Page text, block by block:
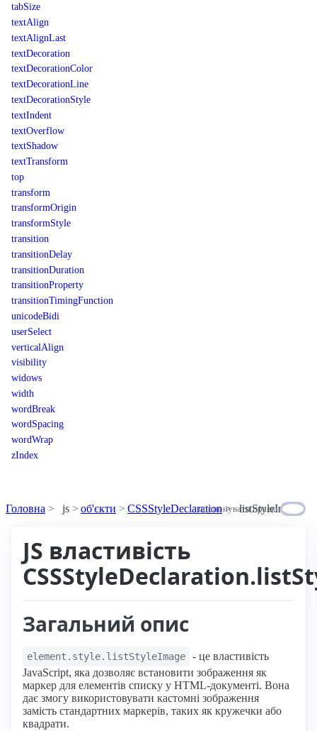
tabSize
textAlign
textAlignLast
textDecoration
textDecorationColor
textDecorationLine
textDecorationStyle
textIndent
textOverflow
textShadow
textTransform
top
transform
transformOrigin
transformStyle
transition
transitionDelay
transitionDuration
transitionProperty
transitionTimingFunction
unicodeBidi
userSelect
verticalAlign
visibility
widows
width
wordBreak
wordSpacing
wordWrap
zIndex
Головна js об'єкти CSSStyleDeclaration listStyleImage
пропонувати правки
JS властивість
Загальний опис
element.style.listStyleImage
- це властивість
JavaScript, яка дозволяє встановити зображення як
маркер для елементів списку у HTML-документі. Вона
дає змогу використовувати кастомні зображення
замість стандартних маркерів, таких як кружечки або
квадрати.